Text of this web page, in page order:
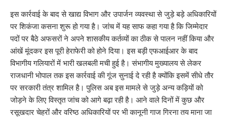
​इस कार्रवाई के बाद से खाद्य विभाग और उपार्जन व्यवस्था से जुड़े बड़े अधिकारियों
पर शिकंजा कसना शुरू हो गया है। जांच में यह साफ कहा गया है कि जिम्मेदार
पदों पर बैठे अफसरों ने अपने शासकीय कर्तव्यों का ठीक से पालन नहीं किया और
आंखें मूंदकर इस पूरी हेराफेरी को होने दिया। इस बड़ी एफआईआर के बाद
विभागीय गलियारों में भारी खलबली मची हुई है। संभागीय मुख्यालय से लेकर
राजधानी भोपाल तक इस कार्रवाई की गूंज सुनाई दे रही है क्योंकि इसमें सीधे तौर
पर सरकारी तंत्र शामिल है। पुलिस अब इस मामले से जुड़े अन्य कड़ियों को
जोड़ने के लिए विस्तृत जांच को आगे बढ़ा रही है। आने वाले दिनों में कुछ और
रसूखदार चेहरों और वरिष्ठ अधिकारियों पर भी कानूनी गाज गिरना तय माना जा